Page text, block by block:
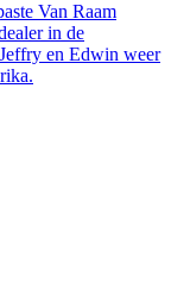
Van Raam
in de
en Edwin weer